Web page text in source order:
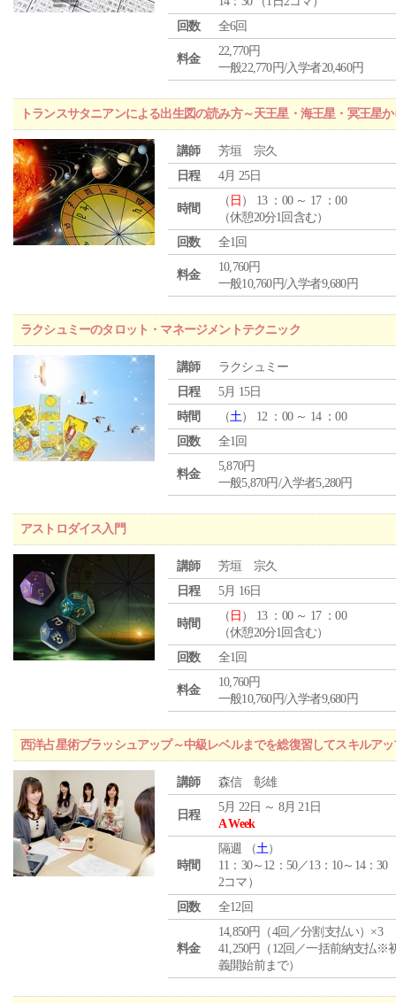
回数
全6回
料金
22,770円
一般22,770円/入学者20,460円
トランスサタニアンによる出生図の読み方～天王星・海王星・冥王星
講師
芳垣 宗久
日程
4月 25日
時間
（ 日 ） 13 ：00 ～ 17 ：00
（休憩20分1回含む）
回数
全1回
料金
10,760円
一般10,760円/入学者9,680円
ラクシュミーのタロット・マネージメントテクニック
講師
ラクシュミー
日程
5月 15日
時間
（土） 12 ：00 ～ 14 ：00
回数
全1回
料金
5,870円
一般5,870円/入学者5,280円
アストロダイス入門
講師
芳垣 宗久
日程
5月 16日
時間
（ 日 ） 13 ：00 ～ 17 ：00
（休憩20分1回含む）
回数
全1回
料金
10,760円
一般10,760円/入学者9,680円
西洋占星術ブラッシュアップ～中級レベルまでを総復習してスキルア
講師 森信 彰雄
日程
5月 22日 ～ 8月 21日
A Week
時間
隔週 （土）
11：30～12：50／13：10～14：30
2コマ）
回数
全12回
料金
14,850円（4回／分割支払い）×3
41,250円（12回／一括前納支払※
義開始前まで）